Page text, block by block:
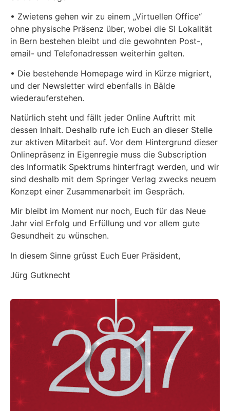
• Zwietens gehen wir zu einem „Virtuellen Office“
ohne physische Präsenz über, wobei die SI Lokalität
in Bern bestehen bleibt und die gewohnten Post-,
email- und Telefonadressen weiterhin gelten.
• Die bestehende Homepage wird in Kürze migriert,
und der Newsletter wird ebenfalls in Bälde
wiederauferstehen.
Natürlich steht und fällt jeder Online Auftritt mit
dessen Inhalt. Deshalb rufe ich Euch an dieser Stelle
zur aktiven Mitarbeit auf. Vor dem Hintergrund dieser
Onlinepräsenz in Eigenregie muss die Subscription
des Informatik Spektrums hinterfragt werden, und wir
sind deshalb mit dem Springer Verlag zwecks neuem
Konzept einer Zusammenarbeit im Gespräch.
Mir bleibt im Moment nur noch, Euch für das Neue
Jahr viel Erfolg und Erfüllung und vor allem gute
Gesundheit zu wünschen.
In diesem Sinne grüsst Euch Euer Präsident,
Jürg Gutknecht